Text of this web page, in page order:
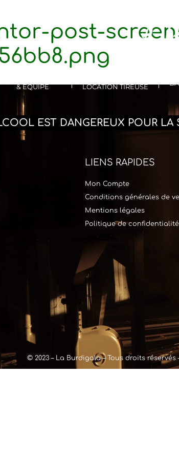
& ÉQUIPE
LOCATION TIREUSE
post-
EST DANGEREUX POUR
LIENS RAPIDES
Mon Compte
Conditions générales de
Mentions légales
Politique de confidentialité
© 2023 – La Burdigala – Tous droits